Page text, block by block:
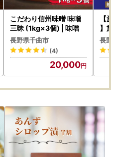
こだわり信州味噌 味噌
三昧 (1kg×3個) | 味噌
長野県千曲市
(4)
20,000
【旅
】旅
るな
長野